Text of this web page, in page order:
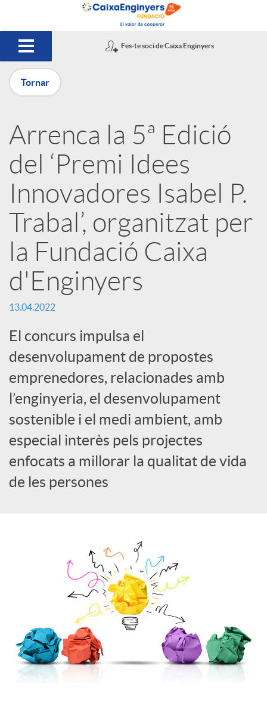
Fes-te soci de Caixa Enginyers
u
b
i
c
a
d
o
r
d
n
Tornar
Arrenca la 5ª Edició
del ‘Premi Idees
Innovadores Isabel P.
Trabal’, organitzat per
la Fundació Caixa
d'Enginyers
13.04.2022
El concurs impulsa el
desenvolupament de propostes
emprenedores, relacionades amb
l’enginyeria, el desenvolupament
sostenible i el medi ambient, amb
especial interès pels projectes
enfocats a millorar la qualitat de vida
de les persones